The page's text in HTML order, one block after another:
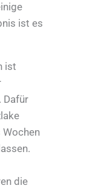
ist es
ist
Dafür
Wochen
die